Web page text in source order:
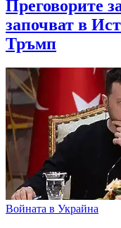
Преговорите
започват в
Тръмп
Войната в Украйна